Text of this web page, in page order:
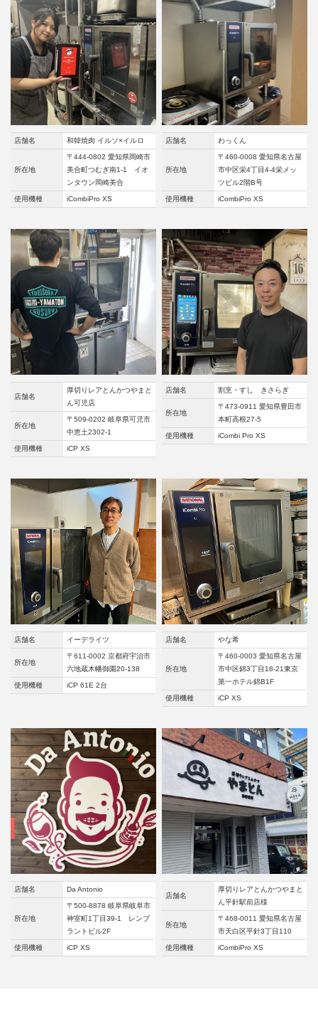
店舗名 和韓焼肉 イルソ×イルロ
所在地
〒444-0802 愛知県岡崎市
美合町つむぎ南1-1 イオ
ンタウン岡崎美合
使用機種 iCombiPro XS
店舗名 わっくん
所在地
〒460-0008 愛知県名古屋
市中区栄4丁目4-4栄メッ
ツビル2階B号
使用機種 iCombiPro XS
店舗名
厚切りレアとんかつやまと
ん可児店
所在地
〒509-0202 岐阜県可児市
中恵土2302-1
使用機種 iCP XS
店舗名 割烹・すし きさらぎ
所在地
〒473-0911 愛知県豊田市
本町高根27-5
使用機種 iCombi Pro XS
店舗名 イーデライツ
所在地
〒611-0002 京都府宇治市
六地蔵木幡御園20-138
使用機種 iCP 61E 2台
店舗名 やな希
所在地
〒460-0003 愛知県名古屋
市中区錦3丁目18-21東京
第一ホテル錦B1F
使用機種 iCP XS
店舗名 Da Antonio
所在地
〒500-8878 岐阜県岐阜市
神室町1丁目39-1 レンブ
ラントビル2F
使用機種 iCP XS
店舗名
厚切りレアとんかつやまと
ん平針駅前店様
所在地
〒468-0011 愛知県名古屋
市天白区平針3丁目110
使用機種 iCombiPro XS